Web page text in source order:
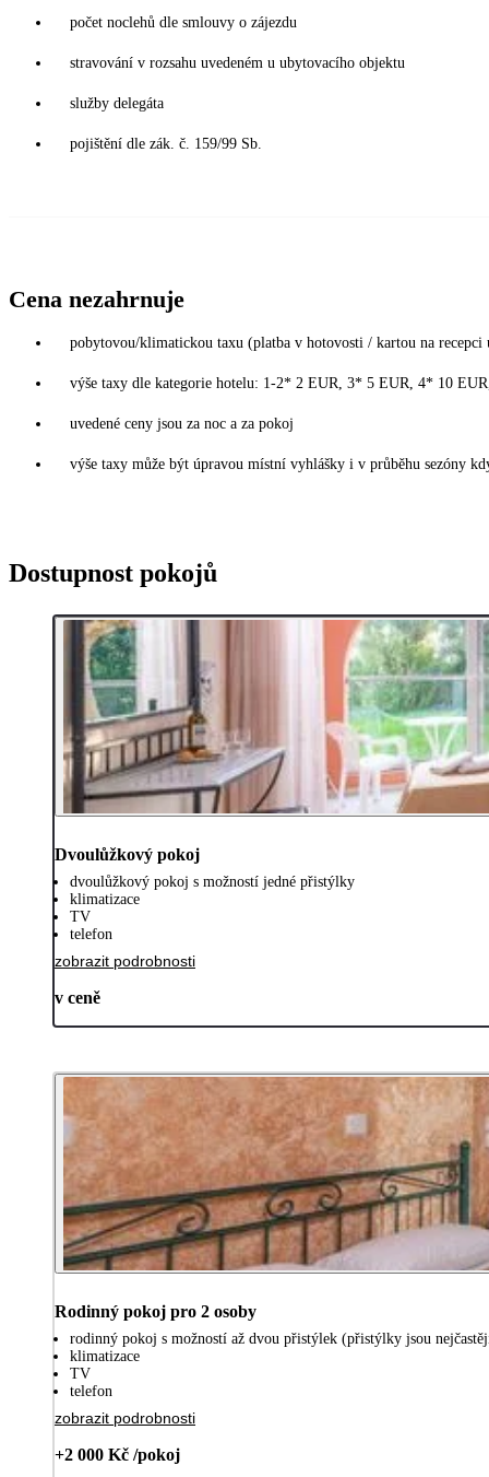
počet noclehů dle smlouvy o zájezdu
stravování v rozsahu uvedeném u ubytovacího objektu
služby delegáta
pojištění dle zák. č. 159/99 Sb.
Cena nezahrnuje
pobytovou/klimatickou taxu (platba v hotovosti / kartou na
výše taxy dle kategorie hotelu: 1-2* 2 EUR, 3* 5 EUR, 4* 10
uvedené ceny jsou za noc a za pokoj
výše taxy může být úpravou místní vyhlášky i v průběhu sezóny
Dostupnost pokojů
Dvoulůžkový pokoj
dvoulůžkový pokoj s možností jedné přistýlky
klimatizace
TV
telefon
zobrazit podrobnosti
v ceně
Rodinný pokoj pro 2 osoby
rodinný pokoj s možností až dvou přistýlek (přistýlky jsou
klimatizace
TV
telefon
zobrazit podrobnosti
+2 000 Kč /pokoj